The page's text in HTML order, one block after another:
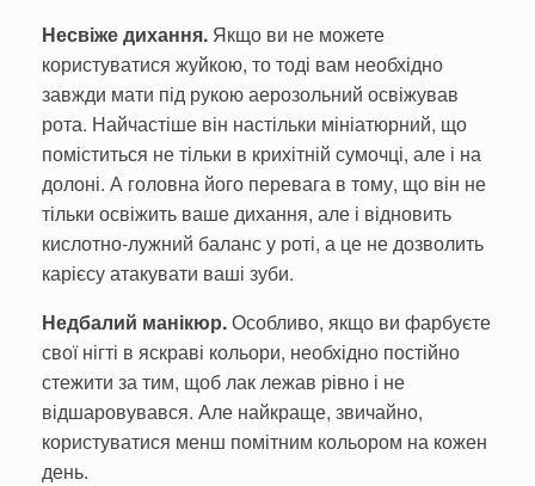
Несвіже дихання. Якщо ви не можете
користуватися жуйкою, то тоді вам необхідно
завжди мати під рукою аерозольний освіжував
рота. Найчастіше він настільки мініатюрний, що
поміститься не тільки в крихітній сумочці, але і на
долоні. А головна його перевага в тому, що він не
тільки освіжить ваше дихання, але і відновить
кислотно-лужний баланс у роті, а це не дозволить
карієсу атакувати ваші зуби.
Недбалий манікюр.Особливо, якщо ви фарбуєте
свої нігті в яскраві кольори, необхідно постійно
стежити за тим, щоб лак лежав рівно і не
відшаровувався. Але найкраще, звичайно,
користуватися менш помітним кольором на кожен
день.